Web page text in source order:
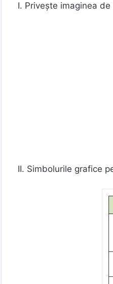
I. Privește imaginea de
II. Simbolurile grafice